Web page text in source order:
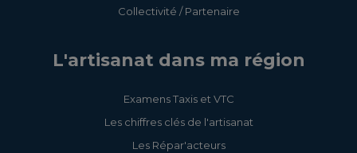
Collectivité / Partenaire
L'artisanat dans ma région
Examens Taxis et VTC
Les chiffres clés de l'artisanat
Les Répar'acteurs